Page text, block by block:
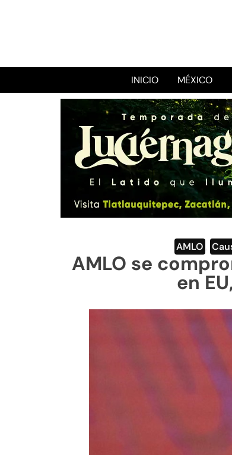
INICIO MÉXICO
AMLO
AMLO se
en